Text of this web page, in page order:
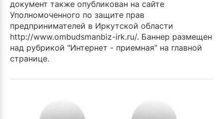
документ также опубликован на сайте
Уполномоченного по защите прав
предпринимателей в Иркутской области
http://www.ombudsmanbiz-irk.ru/. Баннер размещен
над рубрикой "Интернет - приемная" на главной
странице.